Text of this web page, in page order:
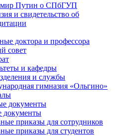
Путин о СПбГУП
и свидетельство об
доктора и профессора
совет
и кафедры
и службы
гимназия «Ольгино»
документы
документы
приказы для сотрудников
приказы для студентов